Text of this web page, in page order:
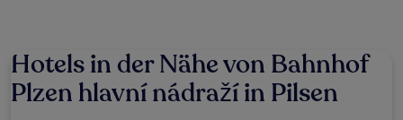
Hotels in der Nähe von Bahnhof
Plzen hlavní nádraží in Pilsen